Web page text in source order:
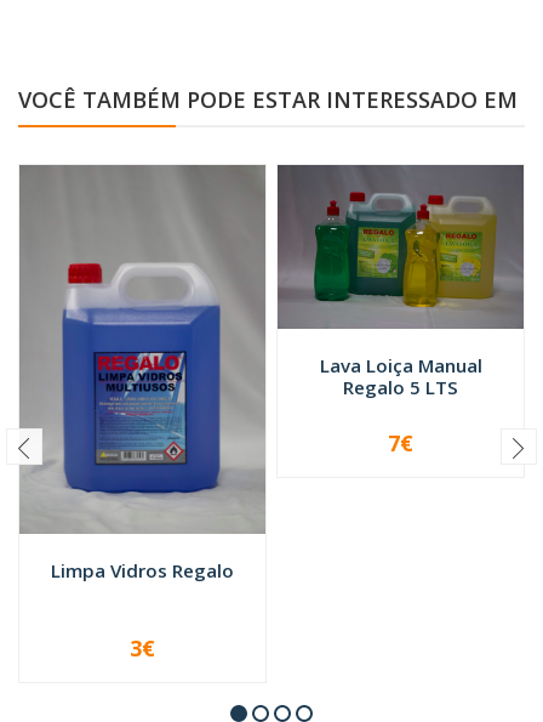
VOCÊ TAMBÉM PODE ESTAR INTERESSADO EM
Limpa Vidros Regalo
VER OPÇÕES
3€
Lava Loiça Manual
Regalo 5 LTS
+
7€